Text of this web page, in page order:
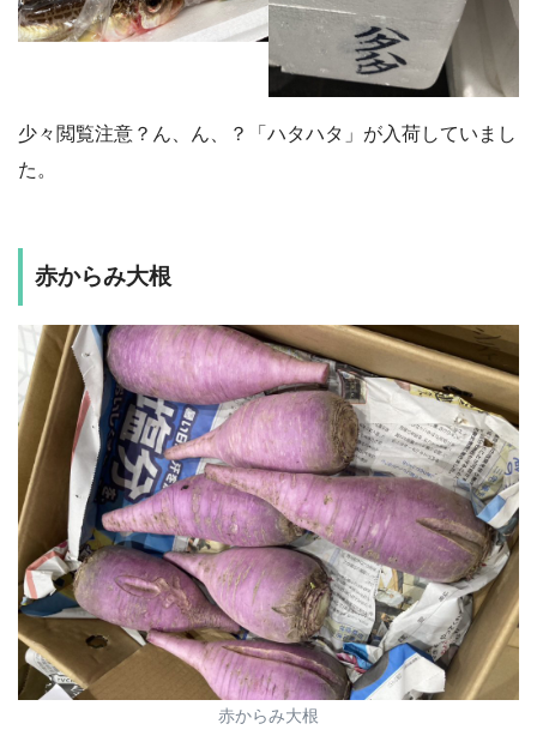
少々閲覧注意？ん、ん、？「ハタハタ」が入荷していまし
た。
赤からみ大根
赤からみ大根